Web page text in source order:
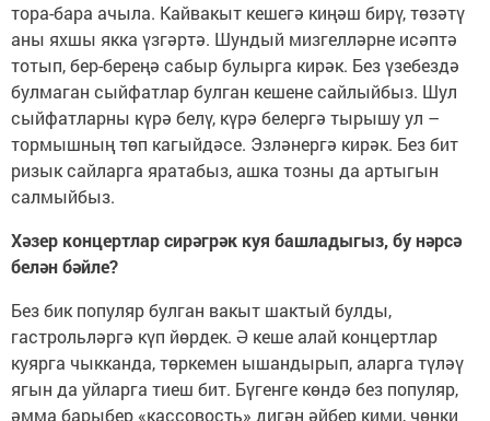
тора-бара ачыла. Кайвакыт кешегә киңәш бирү, төзәтү
аны яхшы якка үзгәртә. Шундый мизгелләрне исәптә
тотып, бер-береңә сабыр булырга кирәк. Без үзебездә
булмаган сыйфатлар булган кешене сайлыйбыз. Шул
сыйфатларны күрә белү, күрә белергә тырышу ул –
тормышның төп кагыйдәсе. Эзләнергә кирәк. Без бит
ризык сайларга яратабыз, ашка тозны да артыгын
салмыйбыз.
Хәзер концертлар сирәгрәк куя башладыгыз, бу нәрсә
белән бәйле?
Без бик популяр булган вакыт шактый булды,
гастрольләргә күп йөрдек. Ә кеше алай концертлар
куярга чыкканда, төркемен ышандырып, аларга түләү
ягын да уйларга тиеш бит. Бүгенге көндә без популяр,
әмма барыбер «кассовость» дигән әйбер кими, чөнки